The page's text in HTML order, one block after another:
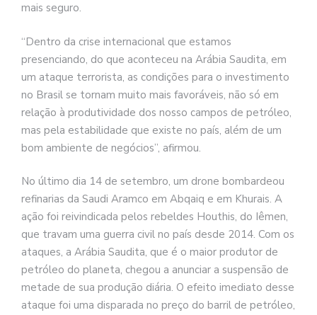
mais seguro.
“Dentro da crise internacional que estamos
presenciando, do que aconteceu na Arábia Saudita, em
um ataque terrorista, as condições para o investimento
no Brasil se tornam muito mais favoráveis, não só em
relação à produtividade dos nosso campos de petróleo,
mas pela estabilidade que existe no país, além de um
bom ambiente de negócios”, afirmou.
No último dia 14 de setembro, um drone bombardeou
refinarias da Saudi Aramco em Abqaiq e em Khurais. A
ação foi reivindicada pelos rebeldes Houthis, do Iêmen,
que travam uma guerra civil no país desde 2014. Com os
ataques, a Arábia Saudita, que é o maior produtor de
petróleo do planeta, chegou a anunciar a suspensão de
metade de sua produção diária. O efeito imediato desse
ataque foi uma disparada no preço do barril de petróleo,